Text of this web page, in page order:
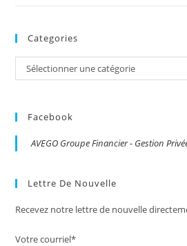
Categories
Categories
Sélectionner une catégorie
Facebook
AVEGO Groupe Financier - Gestion
Lettre De Nouvelle
Recevez notre lettre de nouvelle
Votre courriel*